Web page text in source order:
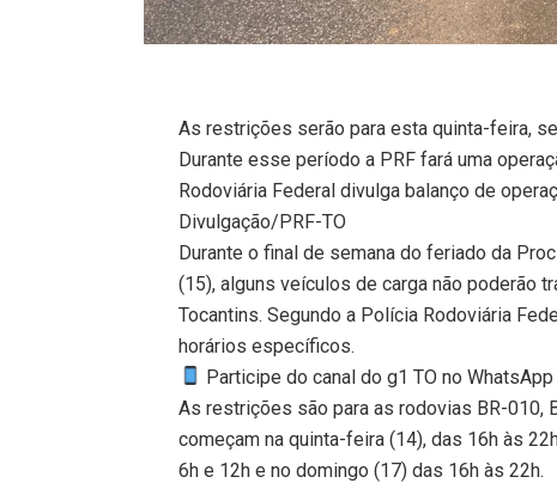
As restrições serão para esta quinta-feira,
Durante esse período a PRF fará uma
Rodoviária Federal divulga balanço de
Divulgação/PRF-TO
Durante o final de semana do feriado da
(15), alguns veículos de carga não poderão
Tocantins. Segundo a Polícia Rodoviária
horários específicos.
Participe do canal do g1 TO no
As restrições são para as rodovias BR-010,
começam na quinta-feira (14), das 16h às
6h e 12h e no domingo (17) das 16h às 22h.